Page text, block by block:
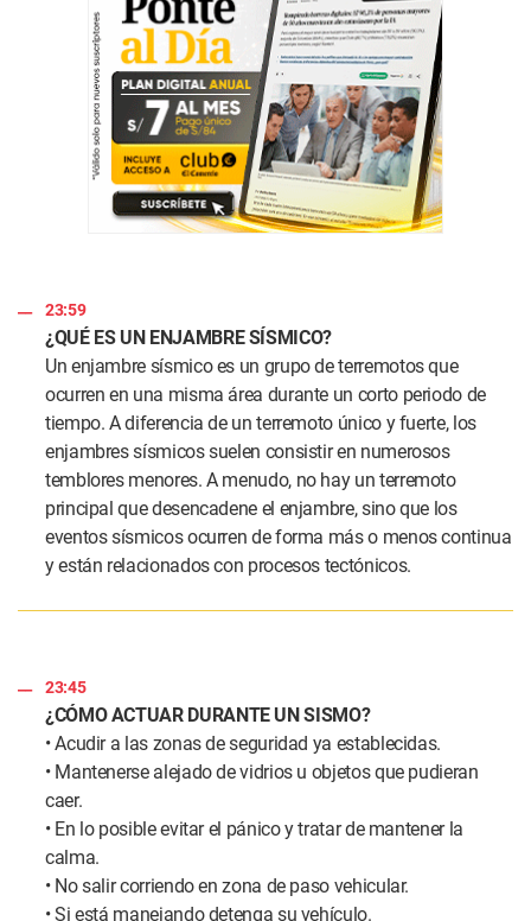
23:59
¿QUÉ ES UN ENJAMBRE SÍSMICO?
Un enjambre sísmico es un grupo de terremotos que
ocurren en una misma área durante un corto periodo de
tiempo. A diferencia de un terremoto único y fuerte, los
enjambres sísmicos suelen consistir en numerosos
temblores menores. A menudo, no hay un terremoto
principal que desencadene el enjambre, sino que los
eventos sísmicos ocurren de forma más o menos continua
y están relacionados con procesos tectónicos.
23:45
¿CÓMO ACTUAR DURANTE UN SISMO?
• Acudir a las zonas de seguridad ya establecidas.
• Mantenerse alejado de vidrios u objetos que pudieran
caer.
• En lo posible evitar el pánico y tratar de mantener la
calma.
• No salir corriendo en zona de paso vehicular.
• Si está manejando detenga su vehículo.